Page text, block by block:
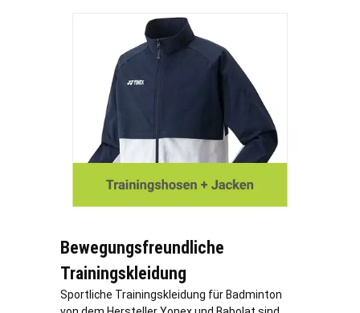
Bewegungsfreundliche
Trainingskleidung
Sportliche Trainingskleidung für Badminton